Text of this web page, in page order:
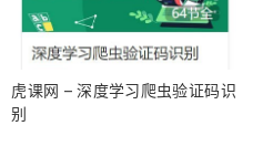
虎课网 – 深度学习爬虫验证码识
别